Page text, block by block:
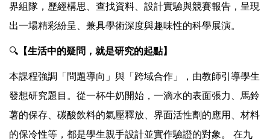
界組隊，歷經構思、查找資料、設計實驗與競賽報告，呈現
出一場精彩紛呈、兼具學術深度與趣味性的科學展演。
🔍 【生活中的疑問，就是研究的起點】
本課程強調「問題導向」與「跨域合作」，由教師引導學生
發想研究題目。從一杯牛奶開始，一滴水的表面張力、馬鈴
薯的保存、碳酸飲料的氣壓釋放、界面活性劑的應用、材料
的保冷性等，都是學生親手設計並實作驗證的對象。 在九